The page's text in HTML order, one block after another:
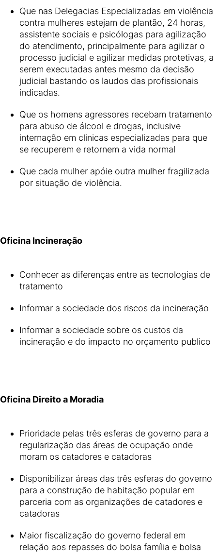
Que nas Delegacias Especializadas em violência
contra mulheres estejam de plantão, 24 horas,
assistente sociais e psicólogas para agilização
do atendimento, principalmente para agilizar o
processo judicial e agilizar medidas protetivas, a
serem executadas antes mesmo da decisão
judicial bastando os laudos das profissionais
indicadas.
Que os homens agressores recebam tratamento
para abuso de álcool e drogas, inclusive
internação em clinicas especializadas para que
se recuperem e retornem a vida normal
Que cada mulher apóie outra mulher fragilizada
por situação de violência.
Oficina Incineração
Conhecer as diferenças entre as tecnologias de
tratamento
Informar a sociedade dos riscos da incineração
Informar a sociedade sobre os custos da
incineração e do impacto no orçamento publico
Oficina Direito a Moradia
Prioridade pelas três esferas de governo para a
regularização das áreas de ocupação onde
moram os catadores e catadoras
Disponibilizar áreas das três esferas do governo
para a construção de habitação popular em
parceria com as organizações de catadores e
catadoras
Maior fiscalização do governo federal em
relação aos repasses do bolsa família e bolsa